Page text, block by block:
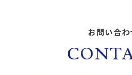
お問い合わ